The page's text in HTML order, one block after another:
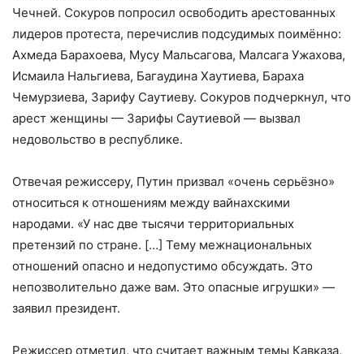
Чечней. Сокуров попросил освободить арестованных
лидеров протеста, перечислив подсудимых поимённо:
Ахмеда Барахоева, Мусу Мальсагова, Малсага Ужахова,
Исмаила Нальгиева, Багаудина Хаутиева, Бараха
Чемурзиева, Зарифу Саутиеву. Сокуров подчеркнул, что
арест женщины — Зарифы Саутиевой — вызвал
недовольство в республике.
Отвечая режиссеру, Путин призвал «очень серьёзно»
относиться к отношениям между вайнахскими
народами. «У нас две тысячи территориальных
претензий по стране. […] Тему межнациональных
отношений опасно и недопустимо обсуждать. Это
непозволительно даже вам. Это опасные игрушки» —
заявил президент.
Режиссер отметил, что считает важным темы Кавказа,